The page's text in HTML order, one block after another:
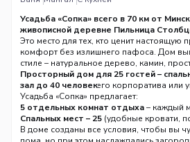
Усадьба «Сопка» всего в 70 км от
живописной деревне Пильница
Это место для тех, кто ценит настоящую
комфорт без излишнего пафоса. Дом
стиле – натуральное дерево, камин,
душой. Идеально для большого
встречи, новогоднего корпоратива или
воздухе.
Просторный дом для 25 гостей –
зал до 40 человек
Усадьба «Сопка» предлагает:
5 отдельных комнат отдыха– каждый
Спальных мест – 25 (удобные кровати,
Каминный зал на 40 человек – идеален
В доме созданы все условия, чтобы вы